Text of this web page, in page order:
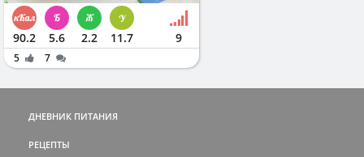
90.2 5.6 2.2 11.7 9
5 7
ДНЕВНИК ПИТАНИЯ
РЕЦЕПТЫ